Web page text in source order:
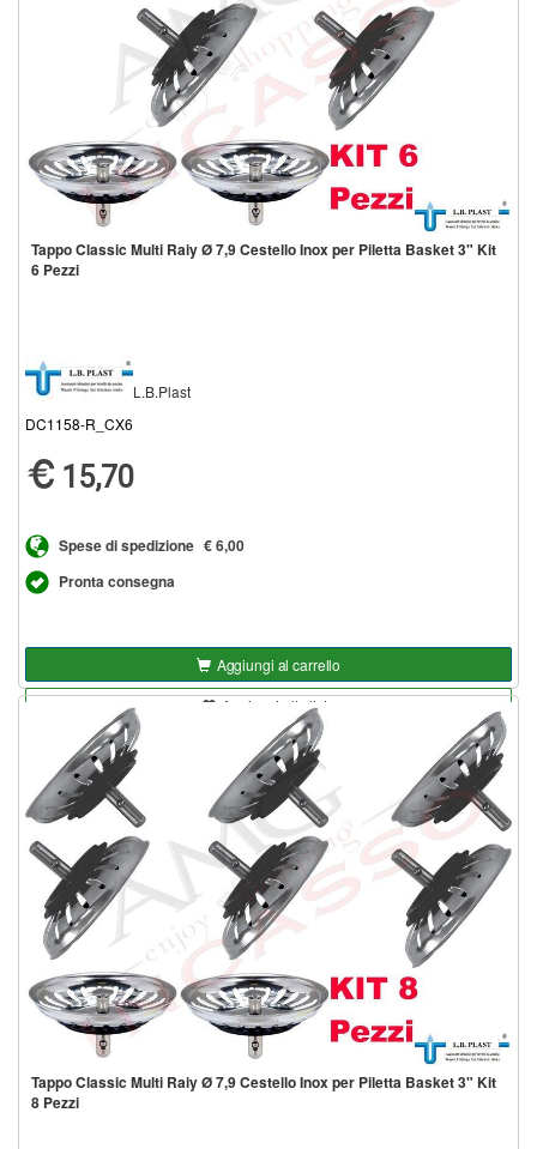
Tappo Classic Multi Raiy Ø 7,9 Cestello Inox per Piletta Basket 3" Kit
6 Pezzi
L.B.Plast
DC1158-R_CX6
15,70
Spese di spedizione € 6,00
Pronta consegna
Aggiungi al carrello
Aggiungi alla lista
Tappo Classic Multi Raiy Ø 7,9 Cestello Inox per Piletta Basket 3" Kit
8 Pezzi